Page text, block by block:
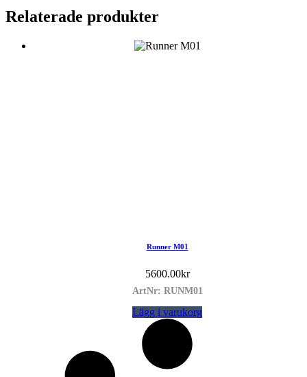
Relaterade produkter
Runner M01
5600.00kr
ArtNr: RUNM01
Lägg i varukorg